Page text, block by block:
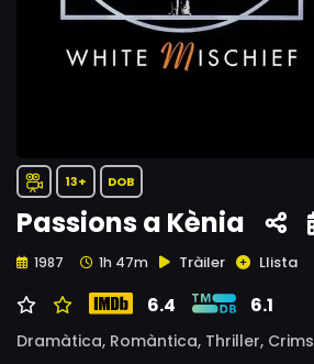
13+ DOB
Passions a Kènia
1987 1h 47m Tràiler Llista
6.4 6.1
Dramàtica, Romàntica, Thriller, Crims